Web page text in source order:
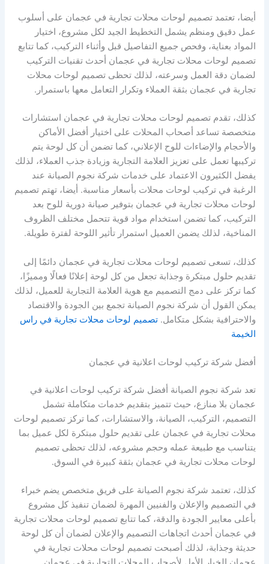
أيضا، تعتمد تصميم لوحات محلات تجارية في عجمان على أسلوب
عمل دقيق ومنظم يشمل التخطيط الجيد لكل مشروع، اختيار
المواد بعناية، وفحص جميع التفاصيل قبل وأثناء التركيب، كما تتابع
تصميم لوحات محلات تجارية في عجمان أحدث تقنيات التركيب
لضمان دقة العمل وسرعته، لذلك تحظى تصميم لوحات محلات
تجارية في عجمان بثقة العملاء وتكرار التعامل معها باستمرار.
كذلك، تقدم تصميم لوحات محلات تجارية في عجمان استشارات
متخصصة تساعد أصحاب المحلات على اختيار أفضل الأماكن
والأحجام والإضاءات للوح الإعلاني، كما تضمن أن كل لوحة يتم
تركيبها تعمل على تعزيز العلامة التجارية وزيادة جذب العملاء، لذلك
يفضل الكثيرون الاعتماد على خدمات شركة نجوم الصيانة عند
الرغبة في تركيب لوحات محلات بأسعار مناسبة. أيضا، تهتم تصميم
لوحات محلات تجارية في عجمان بتوفير صيانة دورية للوح بعد
التركيب، كما تضمن استخدام مواد قوية تتحمل مختلف الظروف
المناخية، لذلك يضمن العميل استمرار تأثير اللوحة لفترة طويلة.
كذلك، تسعى تصميم لوحات محلات تجارية في عجمان دائمًا إلى
تقديم حلول مبتكرة وجذابة تجعل من كل لوحة إعلانًا فعالًا ومميزًا،
كما تركز على دمج التصميم مع هوية العلامة التجارية للعميل، لذلك
يمكن القول أن شركة نجوم الصيانة تجمع بين الجودة والاقتصاد
والاحترافية بشكل متكامل.تصميم لوحات محلات تجارية في راس
الخيمة
أفضل شركة تركيب لوحات اعلانية في عجمان
تعد شركة نجوم الصيانة أفضل شركة تركيب لوحات اعلانية في
عجمان بلا منازع، حيث تتميز بتقديم خدمات متكاملة تشمل
التصميم، التركيب، الصيانة، والاستشارات، كما تركز تصميم لوحات
محلات تجارية في عجمان على تقديم حلول مبتكرة لكل عميل بما
يتناسب مع طبيعة عمله وحجم مشروعه، لذلك تحظى تصميم
لوحات محلات تجارية في عجمان بثقة كبيرة في السوق.
كذلك، تعتمد شركة نجوم الصيانة على فريق متخصص يضم خبراء
في التصميم والإعلان والفنيين المهرة لضمان تنفيذ كل مشروع
بأعلى معايير الجودة والدقة، كما تتابع تصميم لوحات محلات تجارية
في عجمان أحدث اتجاهات التصميم والإعلان لضمان أن كل لوحة
حديثة وجذابة، لذلك أصبحت تصميم لوحات محلات تجارية في